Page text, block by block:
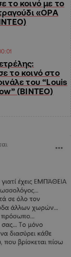
το κοινό με το
«OPA
το κοινό στο
του “Louis
(ΒΙΝΤΕΟ)